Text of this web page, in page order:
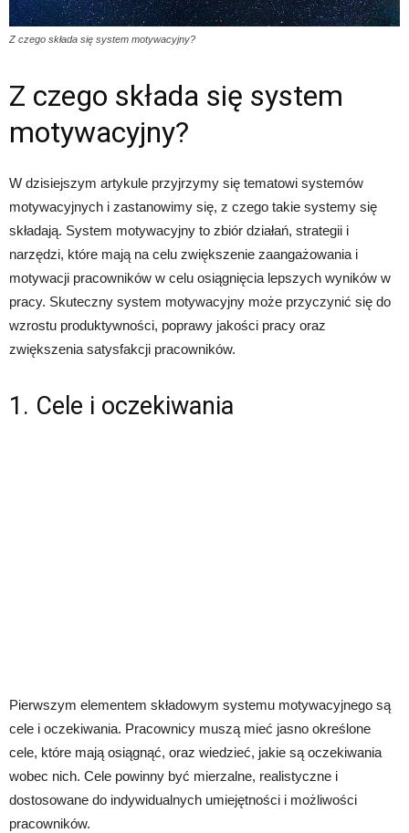
Z czego składa się system motywacyjny?
Z czego składa się system
motywacyjny?
W dzisiejszym artykule przyjrzymy się tematowi systemów
motywacyjnych i zastanowimy się, z czego takie systemy się
składają. System motywacyjny to zbiór działań, strategii i
narzędzi, które mają na celu zwiększenie zaangażowania i
motywacji pracowników w celu osiągnięcia lepszych wyników w
pracy. Skuteczny system motywacyjny może przyczynić się do
wzrostu produktywności, poprawy jakości pracy oraz
zwiększenia satysfakcji pracowników.
1. Cele i oczekiwania
Pierwszym elementem składowym systemu motywacyjnego są
cele i oczekiwania. Pracownicy muszą mieć jasno określone
cele, które mają osiągnąć, oraz wiedzieć, jakie są oczekiwania
wobec nich. Cele powinny być mierzalne, realistyczne i
dostosowane do indywidualnych umiejętności i możliwości
pracowników.